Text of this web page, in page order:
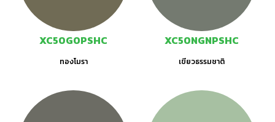
XC50GOPSHC
ทองโมรา
XC50NGNPSHC
เขียวธรรมชาติ